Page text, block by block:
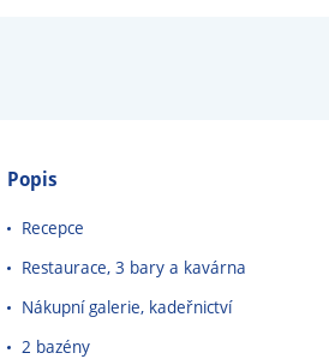
Popis
Recepce
Restaurace, 3 bary a kavárna
Nákupní galerie, kadeřnictví
2 bazény